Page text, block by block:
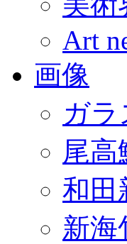
Art
画像
ガラ
尾高
和田
新海